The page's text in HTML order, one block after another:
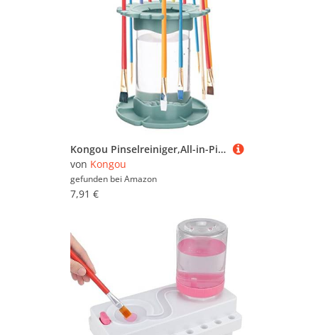
Kongou Pinselreiniger,All-in-Pinselwascher - Pinselspüler für das Malen im Studio zu Hause im Freien, Silikon-Pinselreinigerhalter auf Wasserbasis
von Kongou
gefunden bei Amazon
7,91 €